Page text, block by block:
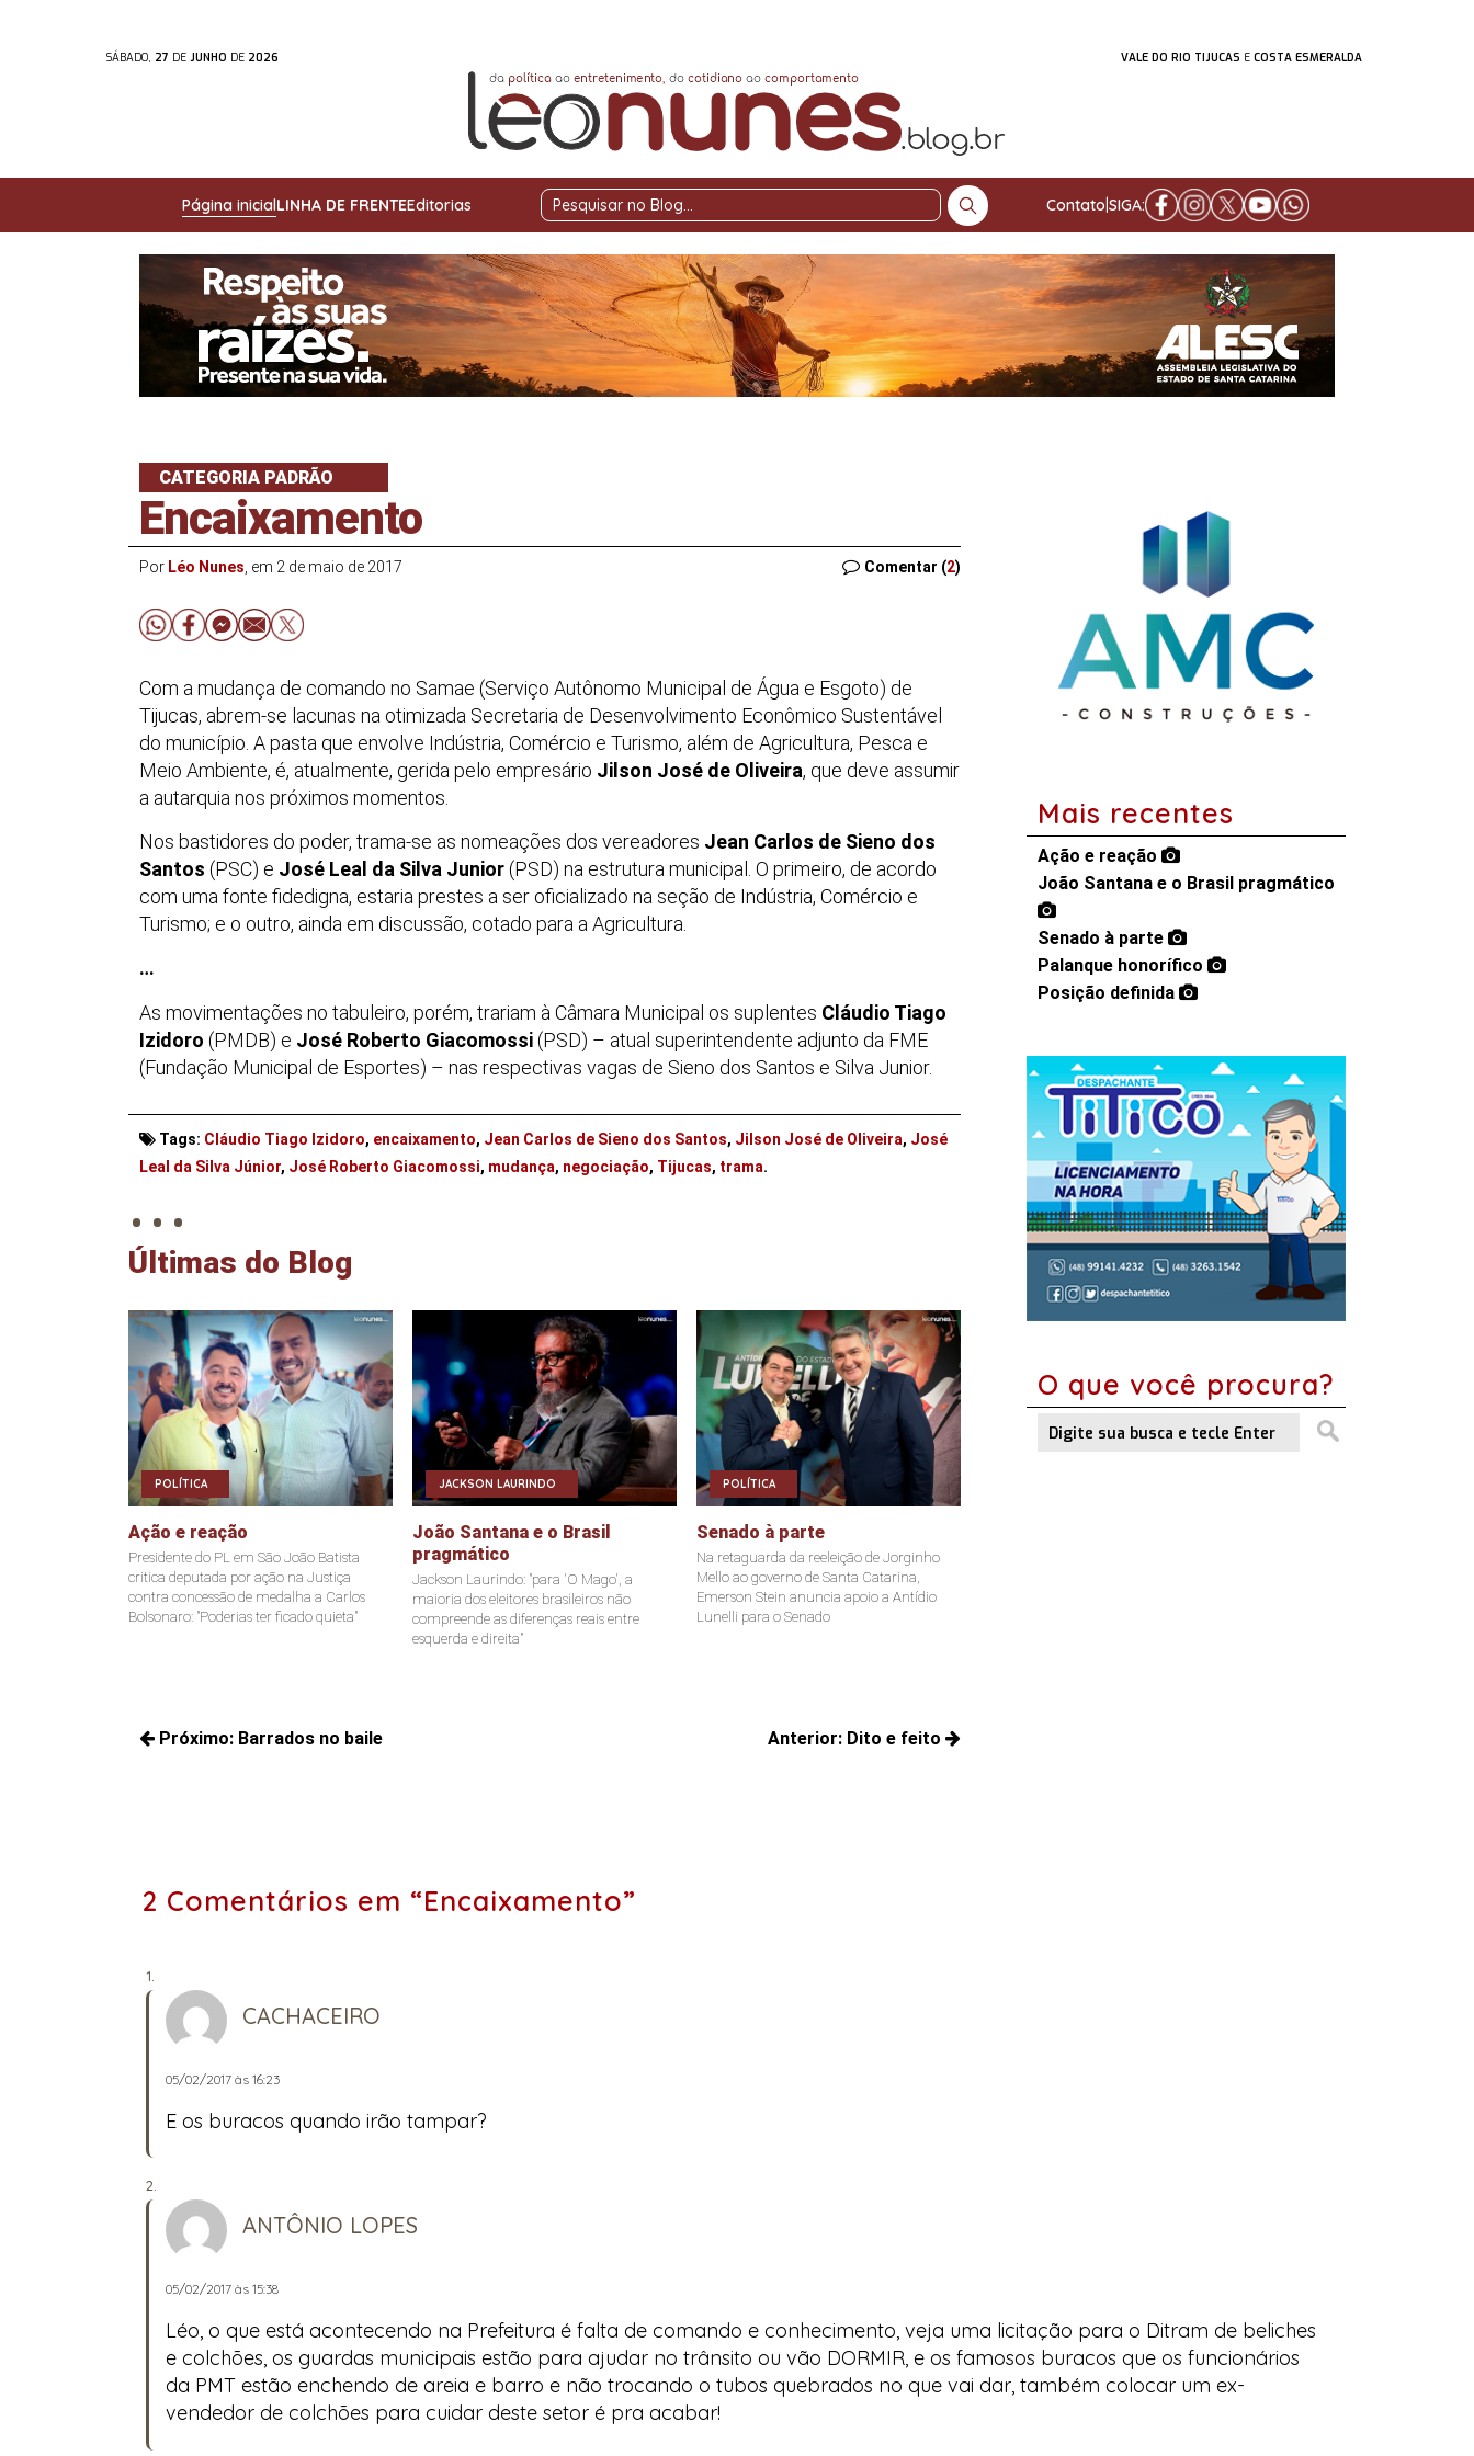
SÁBADO, 27 DE JUNHO DE 2026 VALE DO RIO TIJUCAS E COSTA ESMERALDA
Página inicialLINHA DE FRENTEEditorias
Pesquisar
Contato SIGA:
CATEGORIA PADRÃO
Encaixamento
Por Léo Nunes , em 2 de maio de 2017 Comentar (2)
Com a mudança de comando no Samae (Serviço Autônomo Municipal de Água e Esgoto) de
Tijucas, abrem-se lacunas na otimizada Secretaria de Desenvolvimento Econômico Sustentável
do município. A pasta que envolve Indústria, Comércio e Turismo, além de Agricultura, Pesca e
Meio Ambiente, é, atualmente, gerida pelo empresário Jilson José de Oliveira, que deve assumir
a autarquia nos próximos momentos.
Nos bastidores do poder, trama-se as nomeações dos vereadores Jean Carlos de Sieno dos
Santos (PSC) e José Leal da Silva Junior (PSD) na estrutura municipal. O primeiro, de acordo
com uma fonte fidedigna, estaria prestes a ser oficializado na seção de Indústria, Comércio e
Turismo; e o outro, ainda em discussão, cotado para a Agricultura.
…
As movimentações no tabuleiro, porém, trariam à Câmara Municipal os suplentes Cláudio Tiago
Izidoro (PMDB) e José Roberto Giacomossi (PSD) – atual superintendente adjunto da FME
(Fundação Municipal de Esportes) – nas respectivas vagas de Sieno dos Santos e Silva Junior.
Tags: Cláudio Tiago Izidoro, encaixamento, Jean Carlos de Sieno dos Santos, Jilson José de Oliveira, José
Leal da Silva Júnior, José Roberto Giacomossi, mudança, negociação, Tijucas, trama.
. . .
Últimas do Blog
POLÍTICA
Ação e reação
Presidente do PL em São João Batista
critica deputada por ação na Justiça
contra concessão de medalha a Carlos
Bolsonaro: "Poderias ter ficado quieta"
JACKSON LAURINDO
João Santana e o Brasil
pragmático
Jackson Laurindo: "para 'O Mago', a
maioria dos eleitores brasileiros não
compreende as diferenças reais entre
esquerda e direita"
POLÍTICA
Senado à parte
Na retaguarda da reeleição de Jorginho
Mello ao governo de Santa Catarina,
Emerson Stein anuncia apoio a Antídio
Lunelli para o Senado
Navegação
Anterior: Dito e feito
Próximo: Barrados no baile
Mais recentes
Ação e reação
João Santana e o Brasil pragmático
Senado à parte
Palanque honorífico
Posição definida
O que você procura?
2 Comentários em “Encaixamento”
CACHACEIRO
05/02/2017 às 16:23
E os buracos quando irão tampar?
ANTÔNIO LOPES
05/02/2017 às 15:38
Léo, o que está acontecendo na Prefeitura é falta de comando e conhecimento, veja uma licitação para o Ditram de beliches
e colchões, os guardas municipais estão para ajudar no trânsito ou vão DORMIR, e os famosos buracos que os funcionários
da PMT estão enchendo de areia e barro e não trocando o tubos quebrados no que vai dar, também colocar um ex-
vendedor de colchões para cuidar deste setor é pra acabar!